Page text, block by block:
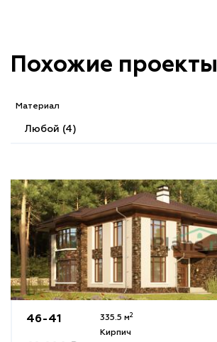
Похожие проекты
Материал
Любой (4)
46-41 335.5 м2
Кирпич